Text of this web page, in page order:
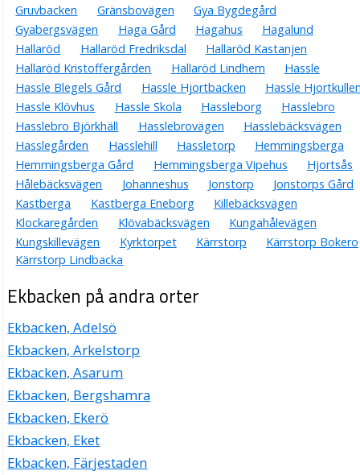
Gruvbacken
Gränsbovägen
Gya Bygdegård
Gyabergsvägen
Haga Gård Hagahus
Hagalund
Hallaröd
Hallaröd Fredriksdal
Hallaröd Kastanjen
Hallaröd Kristoffergården
Hallaröd Lindhem
Hassle
Hassle Blegels Gård
Hassle Hjortbacken
Hassle
Hassle Klövhus
Hassle Skola Hassleborg
Hasslebro
Hasslebro Björkhäll
Hasslebrovägen
Hasslebäcksvägen
Hasslegården
Hasslehill Hassletorp
Hemmingsberga
Hemmingsberga Gård
Hemmingsberga Vipehus
Hjortsås
Hålebäcksvägen
Johanneshus Jonstorp
Jonstorps Gård
Kastberga
Kastberga Eneborg
Killebäcksvägen
Klockaregården
Klövabäcksvägen
Kungahålevägen
Kungskillevägen
Kyrktorpet Kärrstorp
Kärrstorp Bokero
Kärrstorp Lindbacka
Ekbacken på andra orter
Ekbacken, Adelsö
Ekbacken, Arkelstorp
Ekbacken, Asarum
Ekbacken, Bergshamra
Ekbacken, Ekerö
Ekbacken, Eket
Ekbacken, Färjestaden